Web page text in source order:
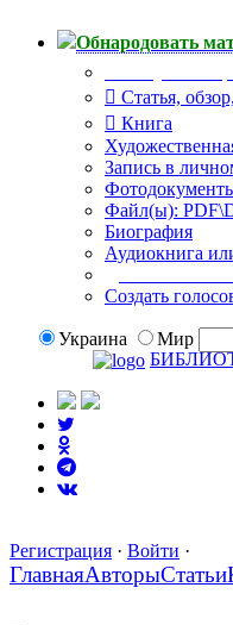
Обнародовать
Статья,
Книга
Запись в
Файл(ы):
Биография
Аудиокнига
Создать
Украина
Мир
Регистрация · Войти ·
ГлавнаяАвторыСтатьи